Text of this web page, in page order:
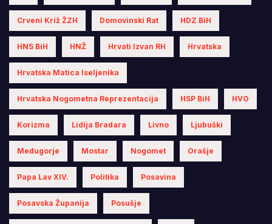
Crveni Križ ŽZH Domovinski Rat HDZ BiH
HNS BiH HNŽ Hrvati Izvan RH Hrvatska
Hrvatska Matica Iseljenika
Hrvatska Nogometna Reprezentacija HSP BiH HVO
Korizma Lidija Bradara Livno Ljubuški
Međugorje Mostar Nogomet Orašje
Papa Lav XIV. Politika Posavina
Posavska Županija Posušje